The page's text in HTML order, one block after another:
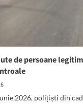
de persoane
2026, polițiști din